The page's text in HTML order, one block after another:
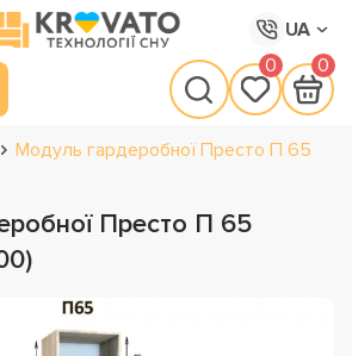
UA
0 0
Модуль гардеробної Престо П 65
Престо П 65